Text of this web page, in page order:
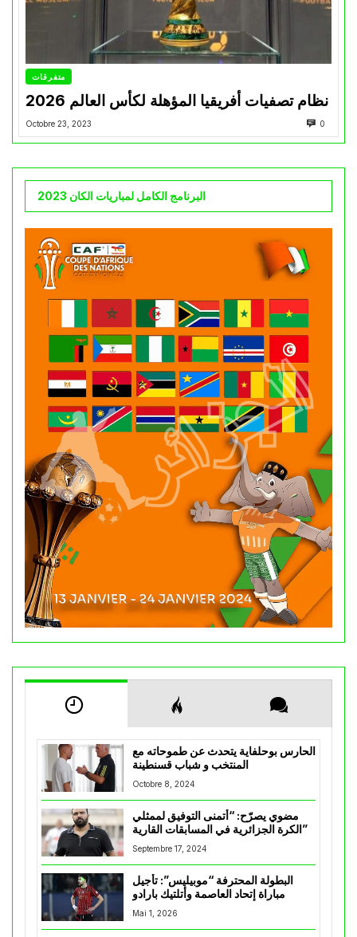
متفرقات
نظام تصفيات أفريقيا المؤهلة لكأس العالم 2026
Octobre 23, 2023 0
البرنامج الكامل لمباريات الكان 2023
الحارس بوحلفاية يتحدث عن طموحاته مع
المنتخب و شباب قسنطينة
Octobre 8, 2024
مضوي يصرّح: “أتمنى التوفيق لممثلي
الكرة الجزائرية في المسابقات القارية”
Septembre 17, 2024
البطولة المحترفة “موبيليس”: تأجيل
مباراة إتحاد العاصمة وأتلتيك بارادو
Mai 1, 2026